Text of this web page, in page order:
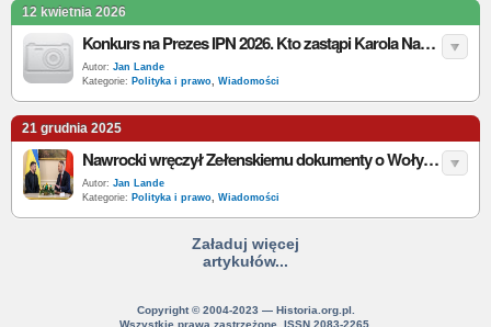
12 kwietnia 2026
Konkurs na Prezes IPN 2026. Kto zastąpi Karola Nawrockiego?
Autor: Jan Lande
Kategorie: Polityka i prawo, Wiadomości
21 grudnia 2025
Nawrocki wręczył Zełenskiemu dokumenty o Wołyniu. Prezent z ciężarem historii
Autor: Jan Lande
Kategorie: Polityka i prawo, Wiadomości
Załaduj więcej
artykułów...
Copyright © 2004-2023 — Historia.org.pl.
Wszystkie prawa zastrzeżone. ISSN 2083-2265.